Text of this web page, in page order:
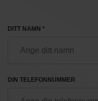
DITT NAMN *
DIN TELEFONNUMMER